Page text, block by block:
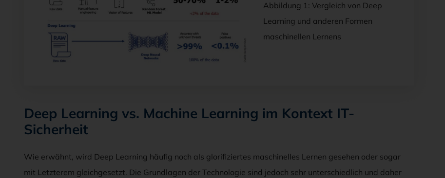
Abbildung 1: Vergleich von Deep
Learning und anderen Formen
maschinellen Lernens
Deep Learning vs. Machine Learning im Kontext IT-
Sicherheit
Wie erwähnt, wird Deep Learning häufig noch als glorifiziertes maschinelles Lernen gesehen oder sogar
mit Letzterem gleichgesetzt. Die Grundlagen der Technologie sind jedoch sehr unterschiedlich und daher